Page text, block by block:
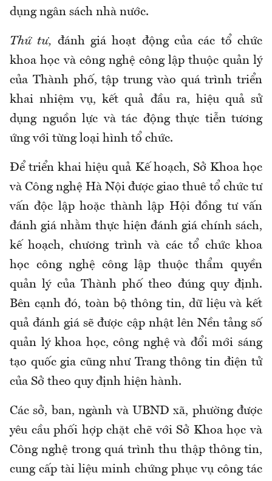
dụng ngân sách nhà nước.
Thứ tư, đánh giá hoạt động của các tổ chức
khoa học và công nghệ công lập thuộc quản lý
của Thành phố, tập trung vào quá trình triển
khai nhiệm vụ, kết quả đầu ra, hiệu quả sử
dụng nguồn lực và tác động thực tiễn tương
ứng với từng loại hình tổ chức.
Để triển khai hiệu quả Kế hoạch, Sở Khoa học
và Công nghệ Hà Nội được giao thuê tổ chức tư
vấn độc lập hoặc thành lập Hội đồng tư vấn
đánh giá nhằm thực hiện đánh giá chính sách,
kế hoạch, chương trình và các tổ chức khoa
học công nghệ công lập thuộc thẩm quyền
quản lý của Thành phố theo đúng quy định.
Bên cạnh đó, toàn bộ thông tin, dữ liệu và kết
quả đánh giá sẽ được cập nhật lên Nền tảng số
quản lý khoa học, công nghệ và đổi mới sáng
tạo quốc gia cũng như Trang thông tin điện tử
của Sở theo quy định hiện hành.
Các sở, ban, ngành và UBND xã, phường được
yêu cầu phối hợp chặt chẽ với Sở Khoa học và
Công nghệ trong quá trình thu thập thông tin,
cung cấp tài liệu minh chứng phục vụ công tác